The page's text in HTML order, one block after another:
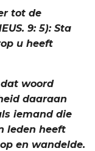
tot de
9: 5): Sta
u heeft
woord
daaraan
iemand die
leden heeft
en wandelde.